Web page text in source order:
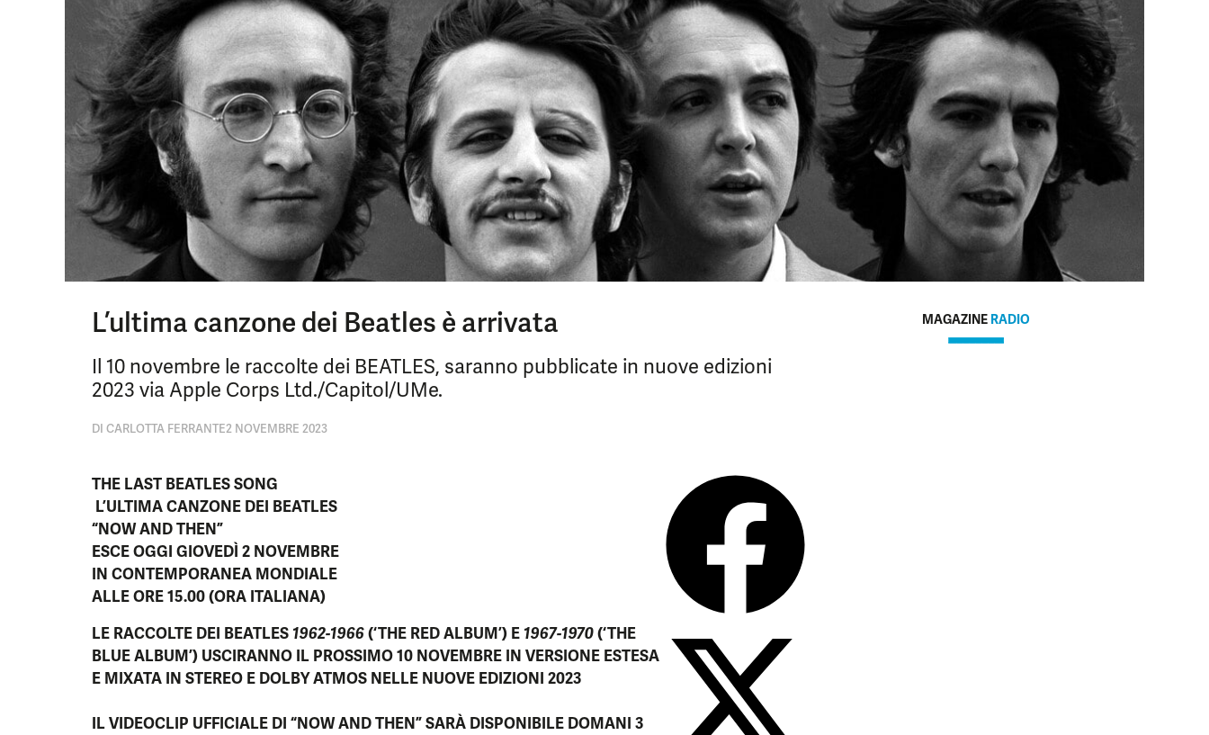
L’ultima canzone dei Beatles è arrivata
Il 10 novembre le raccolte dei BEATLES, saranno pubblicate in nuove edizioni
2023 via Apple Corps Ltd./Capitol/UMe.
DI CARLOTTA FERRANTE2 NOVEMBRE 2023
THE LAST BEATLES SONG
L’ULTIMA CANZONE DEI BEATLES
“NOW AND THEN”
ESCE OGGI GIOVEDÌ 2 NOVEMBRE
IN CONTEMPORANEA MONDIALE
ALLE ORE 15.00 (ORA ITALIANA)
LE RACCOLTE DEI BEATLES 1962-1966(‘THE RED ALBUM’) E 1967-1970(‘THE
BLUE ALBUM’) USCIRANNO IL PROSSIMO10 NOVEMBRE IN VERSIONE ESTESA
E MIXATA IN STEREO E DOLBY ATMOS NELLE NUOVE EDIZIONI 2023
ILVIDEOCLIP UFFICIALE DI “NOW AND THEN”SARÀ DISPONIBILE DOMANI 3
MAGAZINE RADIO